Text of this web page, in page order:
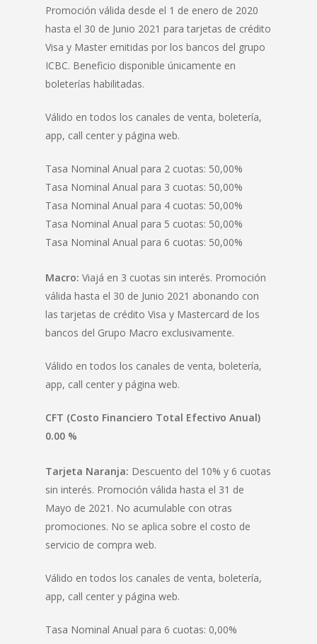
Promoción válida desde el 1 de enero de 2020
hasta el 30 de Junio 2021 para tarjetas de crédito
Visa y Master emitidas por los bancos del grupo
ICBC. Beneficio disponible únicamente en
boleterías habilitadas.
Válido en todos los canales de venta, boletería,
app, call center y página web.
Tasa Nominal Anual para 2 cuotas: 50,00%
Tasa Nominal Anual para 3 cuotas: 50,00%
Tasa Nominal Anual para 4 cuotas: 50,00%
Tasa Nominal Anual para 5 cuotas: 50,00%
Tasa Nominal Anual para 6 cuotas: 50,00%
Macro: Viajá en 3 cuotas sin interés. Promoción
válida hasta el 30 de Junio 2021 abonando con
las tarjetas de crédito Visa y Mastercard de los
bancos del Grupo Macro exclusivamente.
Válido en todos los canales de venta, boletería,
app, call center y página web.
CFT (Costo Financiero Total Efectivo Anual)
0.00 %
Tarjeta Naranja: Descuento del 10% y 6 cuotas
sin interés. Promoción válida hasta el 31 de
Mayo de 2021. No acumulable con otras
promociones. No se aplica sobre el costo de
servicio de compra web.
Válido en todos los canales de venta, boletería,
app, call center y página web.
Tasa Nominal Anual para 6 cuotas: 0,00%